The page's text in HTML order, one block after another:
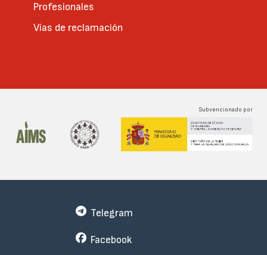
Profesionales
Vías de reclamación
Subvencionado por
Telegram
Facebook